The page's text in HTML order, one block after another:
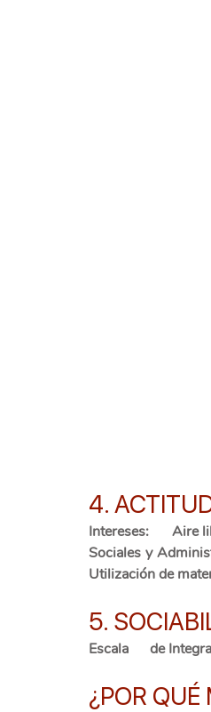
4.
Intereses:      Aire
Sociales y
Utilización de
5.
Escala      de
¿POR QUÉ